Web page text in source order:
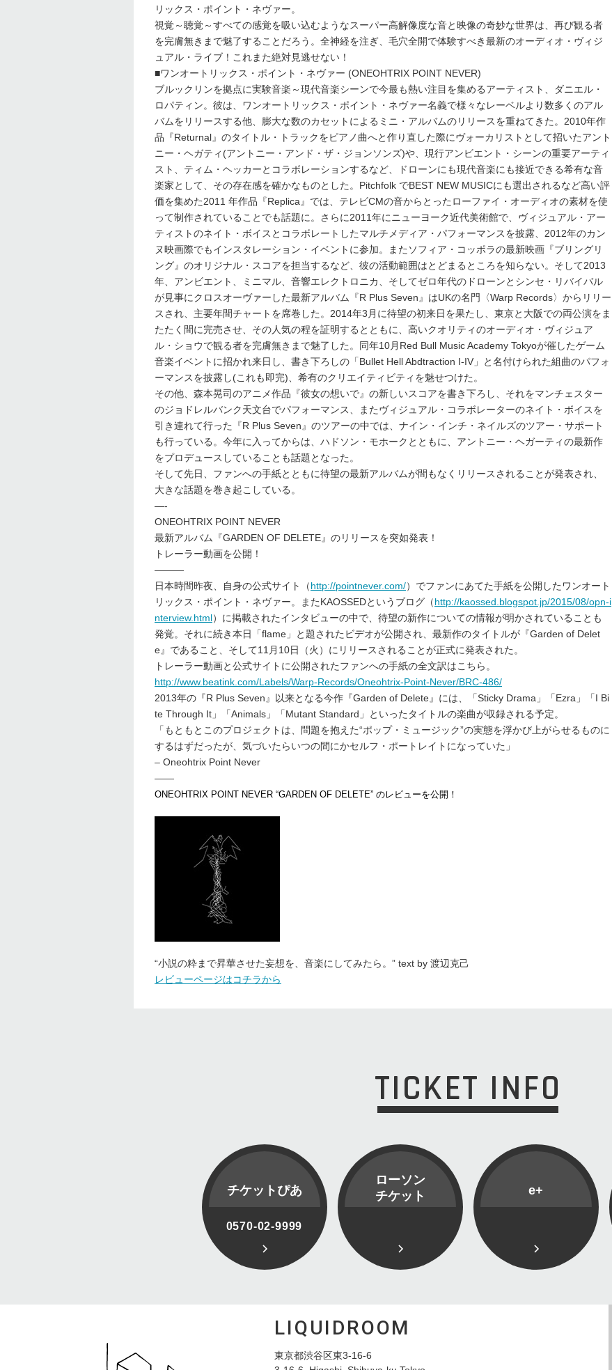
リックス・ポイント・ネヴァー。
視覚～聴覚～すべての感覚を吸い込むようなスーパー高解像度な音と映像の奇妙な世界は、再び観る者
を完膚無きまで魅了することだろう。全神経を注ぎ、毛穴全開で体験すべき最新のオーディオ・ヴィジ
ュアル・ライブ！これまた絶対見逃せない！
■ワンオートリックス・ポイント・ネヴァー (ONEOHTRIX POINT NEVER)
ブルックリンを拠点に実験音楽～現代音楽シーンで今最も熱い注目を集めるアーティスト、ダニエル・
ロパティン。彼は、ワンオートリックス・ポイント・ネヴァー名義で様々なレーベルより数多くのアル
バムをリリースする他、膨大な数のカセットによるミニ・アルバムのリリースを重ねてきた。2010年作
品『Returnal』のタイトル・トラックをピアノ曲へと作り直した際にヴォーカリストとして招いたアント
ニー・ヘガティ(アントニー・アンド・ザ・ジョンソンズ)や、現行アンビエント・シーンの重要アーティ
スト、ティム・ヘッカーとコラボレーションするなど、ドローンにも現代音楽にも接近できる希有な音
楽家として、その存在感を確かなものとした。Pitchfolk でBEST NEW MUSICにも選出されるなど高い評
価を集めた2011 年作品『Replica』では、テレビCMの音からとったローファイ・オーディオの素材を使
って制作されていることでも話題に。さらに2011年にニューヨーク近代美術館で、ヴィジュアル・アー
ティストのネイト・ボイスとコラボレートしたマルチメディア・パフォーマンスを披露、2012年のカン
ヌ映画際でもインスタレーション・イベントに参加。またソフィア・コッポラの最新映画『ブリングリ
ング』のオリジナル・スコアを担当するなど、彼の活動範囲はとどまるところを知らない。そして2013
年、アンビエント、ミニマル、音響エレクトロニカ、そしてゼロ年代のドローンとシンセ・リバイバル
が見事にクロスオーヴァーした最新アルバム『R Plus Seven』はUKの名門〈Warp Records〉からリリー
スされ、主要年間チャートを席巻した。2014年3月に待望の初来日を果たし、東京と大阪での両公演をま
たたく間に完売させ、その人気の程を証明するとともに、高いクオリティのオーディオ・ヴィジュア
ル・ショウで観る者を完膚無きまで魅了した。同年10月Red Bull Music Academy Tokyoが催したゲーム
音楽イベントに招かれ来日し、書き下ろしの「Bullet Hell Abdtraction I-IV」と名付けられた組曲のパフォ
ーマンスを披露し(これも即完)、希有のクリエイティビティを魅せつけた。
その他、森本晃司のアニメ作品『彼女の想いで』の新しいスコアを書き下ろし、それをマンチェスター
のジョドレルバンク天文台でパフォーマンス、またヴィジュアル・コラボレーターのネイト・ボイスを
引き連れて行った『R Plus Seven』のツアーの中では、ナイン・インチ・ネイルズのツアー・サポート
も行っている。今年に入ってからは、ハドソン・モホークとともに、アントニー・ヘガーティの最新作
をプロデュースしていることも話題となった。
そして先日、ファンへの手紙とともに待望の最新アルバムが間もなくリリースされることが発表され、
大きな話題を巻き起こしている。
—-
ONEOHTRIX POINT NEVER
最新アルバム『GARDEN OF DELETE』のリリースを突如発表！
トレーラー動画を公開！
———
日本時間昨夜、自身の公式サイト（http://pointnever.com/）でファンにあてた手紙を公開したワンオート
リックス・ポイント・ネヴァー。またKAOSSEDというブログ（http://kaossed.blogspot.jp/2015/08/opn-i
nterview.html）に掲載されたインタビューの中で、待望の新作についての情報が明かされていることも
発覚。それに続き本日「flame」と題されたビデオが公開され、最新作のタイトルが『Garden of Delet
e』であること、そして11月10日（火）にリリースされることが正式に発表された。
トレーラー動画と公式サイトに公開されたファンへの手紙の全文訳はこちら。
http://www.beatink.com/Labels/Warp-Records/Oneohtrix-Point-Never/BRC-486/
2013年の『R Plus Seven』以来となる今作『Garden of Delete』には、「Sticky Drama」「Ezra」「I Bi
te Through It」「Animals」「Mutant Standard」といったタイトルの楽曲が収録される予定。
「もともとこのプロジェクトは、問題を抱えた“ポップ・ミュージック”の実態を浮かび上がらせるものに
するはずだったが、気づいたらいつの間にかセルフ・ポートレイトになっていた」
– Oneohtrix Point Never
——
ONEOHTRIX POINT NEVER “GARDEN OF DELETE” のレビューを公開！
“小説の粋まで昇華させた妄想を、音楽にしてみたら。” text by 渡辺克己
レビューページはコチラから
TICKET INFO
チケットぴあ
0570-02-9999
ローソン
チケット
e+
LIQUIDROOM
東京都渋谷区東3-16-6